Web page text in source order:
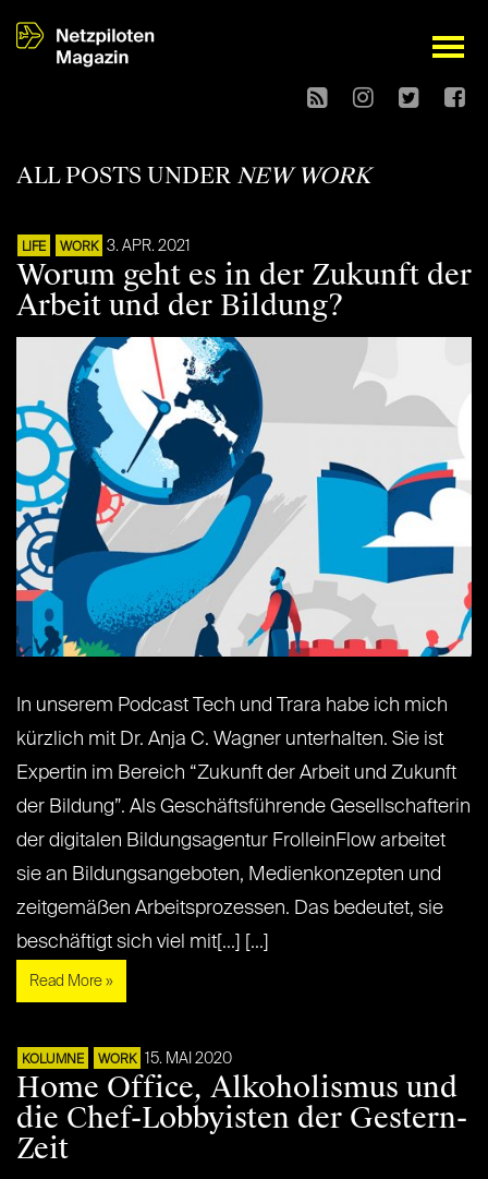
open
ALL POSTS UNDER NEW WORK
LIFE WORK 3. APR. 2021
Worum geht es in der Zukunft der
Arbeit und der Bildung?
In unserem Podcast Tech und Trara habe ich mich
kürzlich mit Dr. Anja C. Wagner unterhalten. Sie ist
Expertin im Bereich “Zukunft der Arbeit und Zukunft
der Bildung”. Als Geschäftsführende Gesellschafterin
der digitalen Bildungsagentur FrolleinFlow arbeitet
sie an Bildungsangeboten, Medienkonzepten und
zeitgemäßen Arbeitsprozessen. Das bedeutet, sie
beschäftigt sich viel mit[...] [...]
Read More »
KOLUMNE WORK 15. MAI 2020
Home Office, Alkoholismus und
die Chef-Lobbyisten der Gestern-
Zeit